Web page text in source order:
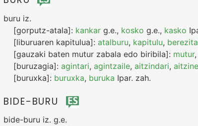
buru iz.
[gorputz-atala]: kankar g.e., kosko g.e., kasko
[liburuaren kapitulua]: atalburu, kapitulu, berezita
[gauzaki baten mutur zabala edo biribila]: mutur,
[buruzagia]: agintari, agintzaile, aitzindari,
[buruxka]: buruxka, buruka Ipar. zah.
BIDE-BURU
bide-buru iz. g.e.